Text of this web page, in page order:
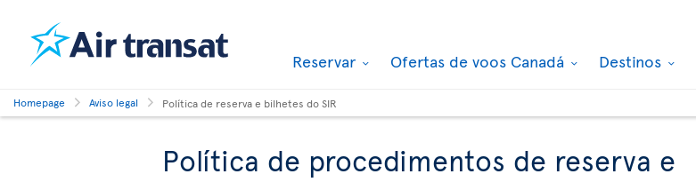
Reservar Ofertas de voos Canadá Destinos
Homepage Aviso legal Política de reserva e bilhetes do SIR
Política de procedimentos de reserva e